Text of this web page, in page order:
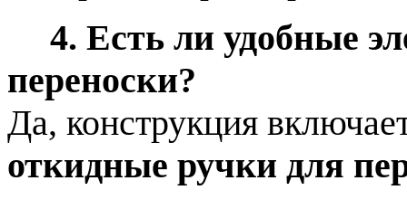
4. Есть ли удобные
переноски?
Да, конструкция
откидные ручки для